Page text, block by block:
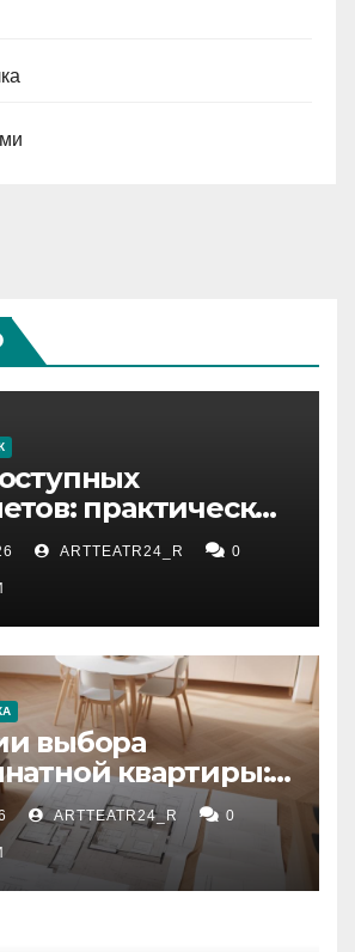
практические
ARTTEATR24_R 0
выбора
квартиры:
площадь,
и документация
ARTTEATR24_R 0